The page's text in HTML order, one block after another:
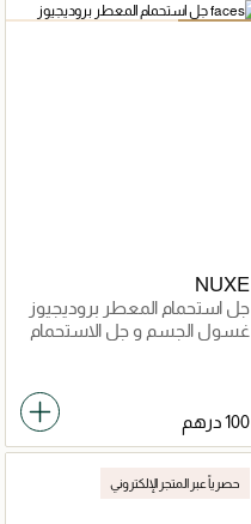
NUXE
جل استحمام المعطر بروديجيوز
غسول الجسم و جل الاستحمام
حصرياً عبر المتجر الإلكتروني